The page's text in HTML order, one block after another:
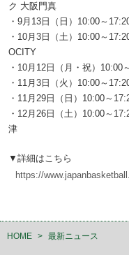
ク 大阪門真
・9月13日（日）10:00～
・10月3日（土）10:00～
OCITY
・10月12日（月・祝）
・11月3日（火）10:00～
・11月29日（日）10:00～
・12月26日（土）10:00～
津
▼詳細はこちら
https://
HOME > 最新ニュース